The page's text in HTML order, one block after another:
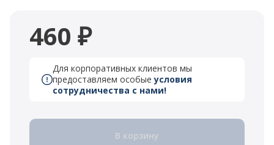
460 ₽
Для корпоративных клиентов мы
предоставляем особыеусловия
сотрудничества с нами!
В корзину